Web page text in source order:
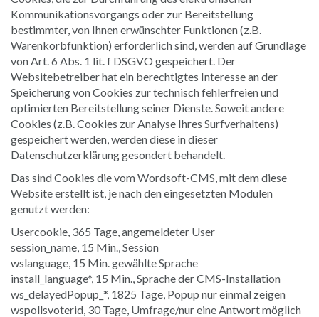
Kommunikationsvorgangs oder zur Bereitstellung
bestimmter, von Ihnen erwünschter Funktionen (z.B.
Warenkorbfunktion) erforderlich sind, werden auf Grundlage
von Art. 6 Abs. 1 lit. f DSGVO gespeichert. Der
Websitebetreiber hat ein berechtigtes Interesse an der
Speicherung von Cookies zur technisch fehlerfreien und
optimierten Bereitstellung seiner Dienste. Soweit andere
Cookies (z.B. Cookies zur Analyse Ihres Surfverhaltens)
gespeichert werden, werden diese in dieser
Datenschutzerklärung gesondert behandelt.
Das sind Cookies die vom Wordsoft-CMS, mit dem diese
Website erstellt ist, je nach den eingesetzten Modulen
genutzt werden:
Usercookie, 365 Tage, angemeldeter User
session_name, 15 Min., Session
wslanguage, 15 Min. gewählte Sprache
install_language*, 15 Min., Sprache der CMS-Installation
ws_delayedPopup_*, 1825 Tage, Popup nur einmal zeigen
wspollsvoterid, 30 Tage, Umfrage/nur eine Antwort möglich